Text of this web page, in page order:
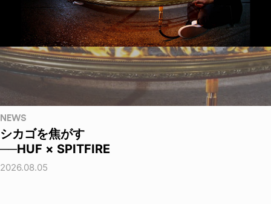
NEWS
シカゴを焦がす
──HUF × SPITFIRE
2026.08.05